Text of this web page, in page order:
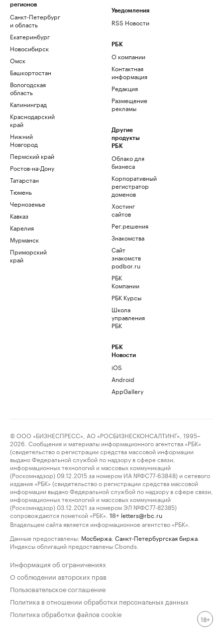
регионов
Санкт-Петербург
и область
Екатеринбург
Новосибирск
Омск
Башкортостан
Вологодская
область
Калининград
Краснодарский
край
Нижний
Новгород
Пермский край
Ростов-на-Дону
Татарстан
Тюмень
Черноземье
Кавказ
Карелия
Мурманск
Приморский
край
Уведомления
RSS Новости
РБК
О компании
Контактная
информация
Редакция
Размещение
рекламы
Другие
продукты
РБК
Облако для
бизнеса
Корпоративный
регистратор
доменов
Хостинг
сайтов
Рег.решения
Знакомства
Сайт
знакомств
podbor.ru
РБК
Компании
РБК Курсы
Школа
управления
РБК
РБК
Новости
iOS
Android
AppGallery
© ООО «БИЗНЕСПРЕСС», АО «РОСБИЗНЕСКОНСАЛТИНГ», 1995–
2026. Сообщения и материалы информационного агентства «РБК»
(свидетельство о регистрации средства массовой информации
выдано Федеральной службой по надзору в сфере связи,
информационных технологий и массовых коммуникаций
(Роскомнадзор) 09.12.2015 за номером ИА №ФС77-63848) и сетевого
издания «РБК» (свидетельство о регистрации средства массовой
информации выдано Федеральной службой по надзору в сфере связи,
информационных технологий и массовых коммуникаций
(Роскомнадзор) 03.12.2021 за номером ЭЛ №ФС77-82385)
сопровождаются пометкой «РБК».
18+ letters@rbc.ru
Владельцем сайта является информационное агентство «РБК».
Данные предоставлены: Мосбиржа Санкт-Петербургская биржа
Индексы облигаций предоставлены Cbonds.
Информация об ограничениях
О соблюдении авторских прав
Пользовательское соглашение
Политика в отношении обработки персональных данных
Политика обработки файлов cookie
18+